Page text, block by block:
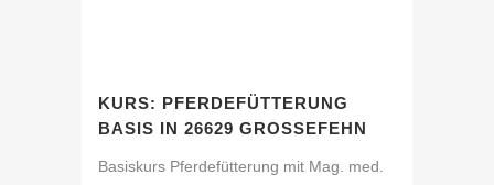
KURS: PFERDEFÜTTERUNG
BASIS IN 26629 GROSSEFEHN
Basiskurs Pferdefütterung mit Mag. med.